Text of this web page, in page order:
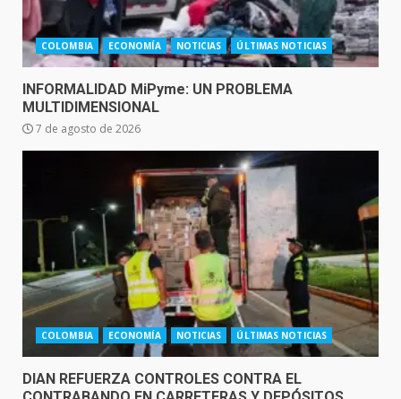
COLOMBIA ECONOMÍA NOTICIAS ÚLTIMAS NOTICIAS
INFORMALIDAD MiPyme: UN PROBLEMA
MULTIDIMENSIONAL
7 de agosto de 2026
COLOMBIA ECONOMÍA NOTICIAS ÚLTIMAS NOTICIAS
DIAN REFUERZA CONTROLES CONTRA EL